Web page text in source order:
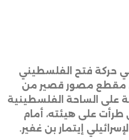
في حركة فتح الفلسطيني
مقطع مصور قصير من
على الساحة الفلسطينية
طرأت على هيئته، أمام
إيتمار بن غفير.